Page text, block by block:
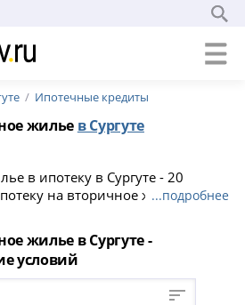
Ипотечные кредиты
жилье в Сургуте
в ипотеку в Сургуте - 20
на вторичное жилье в
жилье в 2026 году.
...подробнее
жилье в Сургуте -
условий